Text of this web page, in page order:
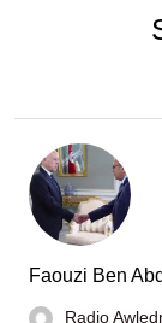
Faouzi Ben
Radio